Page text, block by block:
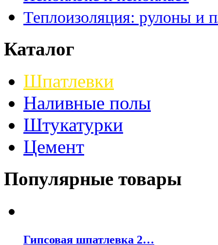
Теплоизоляция: рулоны и
Каталог
Шпатлевки
Наливные полы
Штукатурки
Цемент
Популярные товары
Гипсовая шпатлевка 2…